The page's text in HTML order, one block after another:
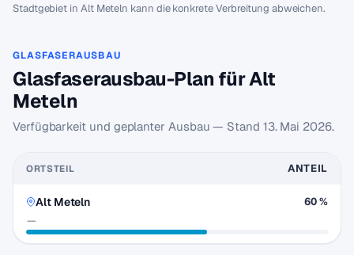
Stadtgebiet in Alt Meteln kann die konkrete Verbreitung abweichen.
GLASFASERAUSBAU
Glasfaserausbau-Plan für Alt
Meteln
Verfügbarkeit und geplanter Ausbau — Stand 13. Mai 2026.
ORTSTEIL ANTEIL
Alt Meteln
—
60 %